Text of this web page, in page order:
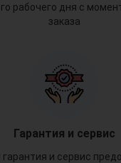
рабочего дня с
заказа
Гарантия и сервис
и сервис